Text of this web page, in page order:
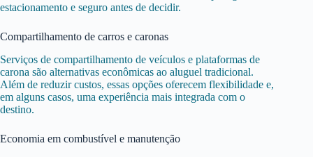
estacionamento e seguro antes de decidir.
Compartilhamento de carros e caronas
Serviços de compartilhamento de veículos e plataformas de
carona são alternativas econômicas ao aluguel tradicional.
Além de reduzir custos, essas opções oferecem flexibilidade e,
em alguns casos, uma experiência mais integrada com o
destino.
Economia em combustível e manutenção